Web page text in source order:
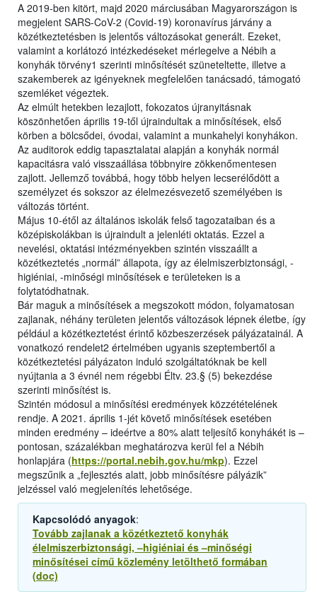
A 2019-ben kitört, majd 2020 márciusában Magyarországon is
megjelent SARS-CoV-2 (Covid-19) koronavírus járvány a
közétkeztetésben is jelentős változásokat generált. Ezeket,
valamint a korlátozó intézkedéseket mérlegelve a Nébih a
konyhák törvény1 szerinti minősítését szüneteltette, illetve a
szakemberek az igényeknek megfelelően tanácsadó, támogató
szemléket végeztek.
Az elmúlt hetekben lezajlott, fokozatos újranyitásnak
köszönhetően április 19-től újraindultak a minősítések, első
körben a bölcsődei, óvodai, valamint a munkahelyi konyhákon.
Az auditorok eddig tapasztalatai alapján a konyhák normál
kapacitásra való visszaállása többnyire zökkenőmentesen
zajlott. Jellemző továbbá, hogy több helyen lecserélődött a
személyzet és sokszor az élelmezésvezető személyében is
változás történt.
Május 10-étől az általános iskolák felső tagozataiban és a
középiskolákban is újraindult a jelenléti oktatás. Ezzel a
nevelési, oktatási intézményekben szintén visszaállt a
közétkeztetés „normál” állapota, így az élelmiszerbiztonsági, -
higiéniai, -minőségi minősítések e területeken is a
folytatódhatnak.
Bár maguk a minősítések a megszokott módon, folyamatosan
zajlanak, néhány területen jelentős változások lépnek életbe, így
például a közétkeztetést érintő közbeszerzések pályázatainál. A
vonatkozó rendelet2 értelmében ugyanis szeptembertől a
közétkeztetési pályázaton induló szolgáltatóknak be kell
nyújtania a 3 évnél nem régebbi Éltv. 23.§ (5) bekezdése
szerinti minősítést is.
Szintén módosul a minősítési eredmények közzétételének
rendje. A 2021. április 1-jét követő minősítések esetében
minden eredmény – ideértve a 80% alatt teljesítő konyhákét is –
pontosan, százalékban meghatározva kerül fel a Nébih
honlapjára (https://portal.nebih.gov.hu/mkp). Ezzel
megszűnik a „fejlesztés alatt, jobb minősítésre pályázik”
jelzéssel való megjelenítés lehetősége.
Kapcsolódó anyagok:
Tovább zajlanak a közétkeztető konyhák
élelmiszerbiztonsági, –higiéniai és –minőségi
minősítései című közlemény letölthető formában
(doc)